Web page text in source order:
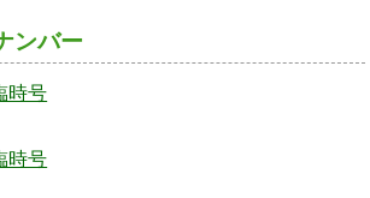
ンバー
時号
時号